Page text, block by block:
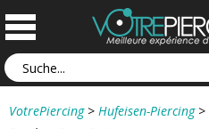
VotrePiercing > Hufeisen-Piercing >